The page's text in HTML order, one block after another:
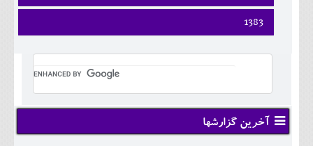
آبان
آذر
دی
بهمن
شهريور
مهر
آبان
آذر
تير
مرداد
شهريور
مهر
دی
بهمن
اسفند
ارديبهشت
خرداد
تير
مرداد
آبان
آذر
دی
فروردين
ارديبهشت
خرداد
شهريور
مهر
آبان
1383
فروردين
تير
مرداد
شهريور
مهر
آخرین گزارشها